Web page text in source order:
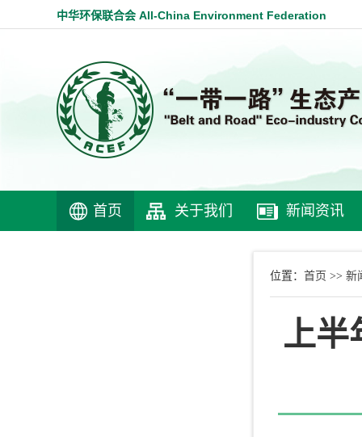
中华环保联合会 All-China Environment Federation
首页 关于我们 新闻资讯
位置： 首页 >> 新
上半